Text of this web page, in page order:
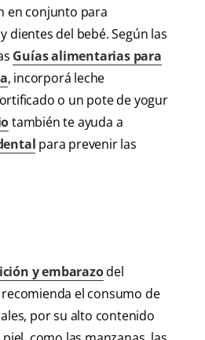
en conjunto para
dientes del bebé. Según las
Guías alimentarias para
, incorporá leche
o un pote de yogur
también te ayuda a
para prevenir las
y embarazodel
el consumo de
por su alto contenido